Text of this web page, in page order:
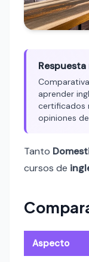
aprender
certificados
opiniones
Tanto
cursos de
Aspecto